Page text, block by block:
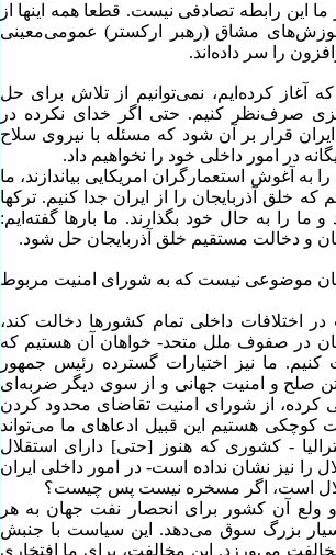
این رابطه تصادفی نیست. قطعا همه اینها از
مشاق (رهبر ارکستر) عمومی‌معینی
را سر داده‌اند.
آغاز کرده‌ایم، نمی‌توانیم از تلاش برای حل
صرف‌نظر کنیم. حتی اگر خدای نکرده در
قرار بر آن شود که مسئله با نیروی سلاح
در امور داخلی خود را نخواهیم داد.
آغوش استعمارگران امریکایی بیاندازند، ما
خلق آذربایجان را از ایران جدا کنیم. ترکها
و ما را به حال خود بگذارند. ما بارها گفته‌ایم:
و دخالت مستقیم خلق آذربایجان حل شود.
موضوعی نیست که به شورای امنیت مربوط
اختلافات داخلی تمام کشورها دخالت کند،
در صفوف ملل متحد- خواهان آن هستیم که
کنیم. ما نیز اختیارات گسترده رئیس جمهور
صلح و امنیت جهانی و از سوی دیگر ضربه‌ای
کرده، از شورای امنیت تقاضای محدود کردن
کوچکی هستیم این قبیل ادعاهای ما می‌تواند
- کشوری که هنوز [حتی] دارای استقلال
نیز نشان نداده است- در امور داخلی ایران
است، اگر مسخره نیست پس چیست؟
آن کشور برای انحصار نفت جهان به هر
بزرگ سوق می‌دهد. این سیاست با جنبش
می‌ورزد. این مخالفت، برای ما افتخاری